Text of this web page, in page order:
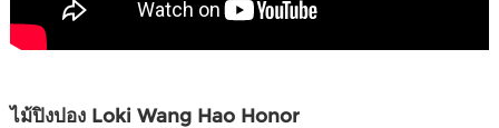
ไม้ปิงปอง Loki Wang Hao Honor